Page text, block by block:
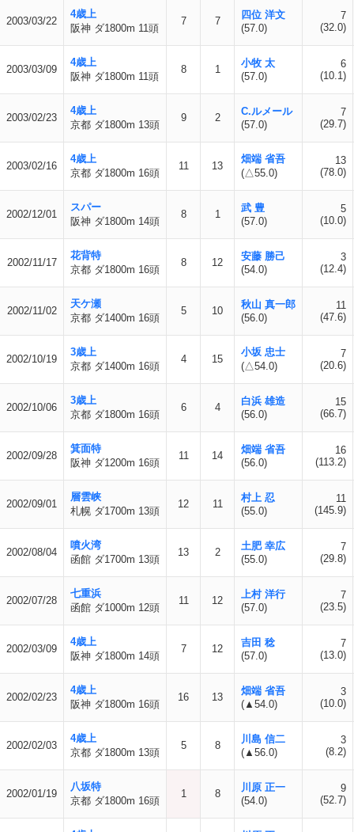
2003/03/22
4歳上
阪神 ダ1800m 11頭
7 7
四位 洋文
(57.0)
7
(32.0)
2003/03/09
4歳上
阪神 ダ1800m 11頭
8 1
小牧 太
(57.0)
6
(10.1)
2003/02/23
4歳上
京都 ダ1800m 13頭
9 2
C.ルメール
(57.0)
7
(29.7)
2003/02/16
4歳上
京都 ダ1800m 16頭
11 13
畑端 省吾
(△55.0)
13
(78.0)
2002/12/01
スパー
阪神 ダ1800m 14頭
8 1
武 豊
(57.0)
5
(10.0)
2002/11/17
花背特
京都 ダ1800m 16頭
8 12
安藤 勝己
(54.0)
3
(12.4)
2002/11/02
天ケ瀬
京都 ダ1400m 16頭
5 10
秋山 真一郎
(56.0)
11
(47.6)
2002/10/19
3歳上
京都 ダ1400m 16頭
4 15
小坂 忠士
(△54.0)
7
(20.6)
2002/10/06
3歳上
京都 ダ1800m 16頭
6 4
白浜 雄造
(56.0)
15
(66.7)
2002/09/28
箕面特
阪神 ダ1200m 16頭
11 14
畑端 省吾
(56.0)
16
(113.2)
2002/09/01
層雲峡
札幌 ダ1700m 13頭
12 11
村上 忍
(55.0)
11
(145.9)
2002/08/04
噴火湾
函館 ダ1700m 13頭
13 2
土肥 幸広
(55.0)
7
(29.8)
2002/07/28
七重浜
函館 ダ1000m 12頭
11 12
上村 洋行
(57.0)
7
(23.5)
2002/03/09
4歳上
阪神 ダ1800m 14頭
7 12
吉田 稔
(57.0)
7
(13.0)
2002/02/23
4歳上
阪神 ダ1800m 16頭
16 13
畑端 省吾
(▲54.0)
3
(10.0)
2002/02/03
4歳上
京都 ダ1800m 13頭
5 8
川島 信二
(▲56.0)
3
(8.2)
2002/01/19
八坂特
京都 ダ1800m 16頭
1 8
川原 正一
(54.0)
9
(52.7)